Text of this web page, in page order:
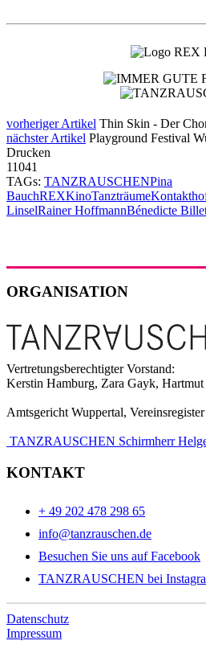
vorheriger Artikel Thin Skin - Der
nächster Artikel Playground Festival
Drucken
11041
TAGs: TANZRAUSCHENPina
BauchREXKinoTanzträume
LinselRainer HoffmannBénedicte
ORGANISATION
Vertretungsberechtigter Vorstand:
Kerstin Hamburg, Zara Gayk,
Amtsgericht Wuppertal,
TANZRAUSCHEN Schirmherr
KONTAKT
+ 49 202 478 298 65
info@tanzrauschen.de
Besuchen Sie uns auf Facebook
TANZRAUSCHEN bei
Datenschutz
Impressum